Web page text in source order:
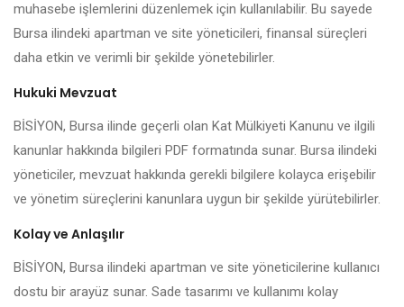
muhasebe işlemlerini düzenlemek için kullanılabilir. Bu sayede
Bursa ilindeki apartman ve site yöneticileri, finansal süreçleri
daha etkin ve verimli bir şekilde yönetebilirler.
Hukuki Mevzuat
BİSİYON, Bursa ilinde geçerli olan Kat Mülkiyeti Kanunu ve ilgili
kanunlar hakkında bilgileri PDF formatında sunar. Bursa ilindeki
yöneticiler, mevzuat hakkında gerekli bilgilere kolayca erişebilir
ve yönetim süreçlerini kanunlara uygun bir şekilde yürütebilirler.
Kolay ve Anlaşılır
BİSİYON, Bursa ilindeki apartman ve site yöneticilerine kullanıcı
dostu bir arayüz sunar. Sade tasarımı ve kullanımı kolay